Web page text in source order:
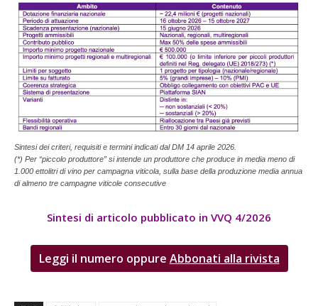
Sintesi dei criteri, requisiti e termini indicati dal DM 14 aprile 2026.
(*) Per “piccolo produttore” si intende un produttore che produce in media meno di
1.000 ettolitri di vino per campagna viticola, sulla base della produzione media annua
di almeno tre campagne viticole consecutive
Sintesi di articolo pubblicato in VVQ 4/2026
Leggi il numero oppure Abbonati alla rivista